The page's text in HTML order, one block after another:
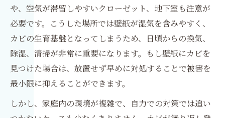
や、空気が滞留しやすいクローゼット、地下室も注意が
必要です。こうした場所では壁紙が湿気を含みやすく、
カビの生育基盤となってしまうため、日頃からの換気、
除湿、清掃が非常に重要になります。もし壁紙にカビを
見つけた場合は、放置せず早めに対処することで被害を
最小限に抑えることができます。
しかし、家庭内の環境が複雑で、自力での対策では追い